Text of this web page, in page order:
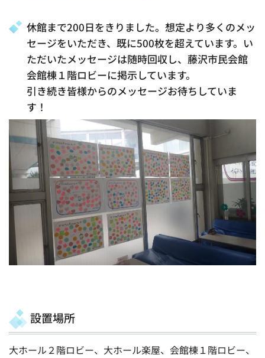
休館まで200日をきりました。想定より多くのメッ
セージをいただき、既に500枚を超えています。い
ただいたメッセージは随時回収し、藤沢市民会館
会館棟１階ロビーに掲示しています。
引き続き皆様からのメッセージお待ちしていま
す！
設置場所
大ホール２階ロビー、大ホール楽屋、会館棟１階ロビー、